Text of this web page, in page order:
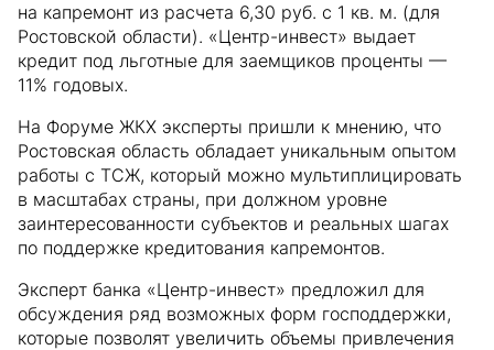
на капремонт из расчета 6,30 руб. с 1 кв. м. (для
Ростовской области). «Центр-инвест» выдает
кредит под льготные для заемщиков проценты —
11% годовых.
На Форуме ЖКХ эксперты пришли к мнению, что
Ростовская область обладает уникальным опытом
работы с ТСЖ, который можно мультиплицировать
в масштабах страны, при должном уровне
заинтересованности субъектов и реальных шагах
по поддержке кредитования капремонтов.
Эксперт банка «Центр-инвест» предложил для
обсуждения ряд возможных форм господдержки,
которые позволят увеличить объемы привлечения